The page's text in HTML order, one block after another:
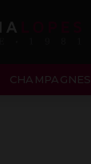
CHAMPAGNES